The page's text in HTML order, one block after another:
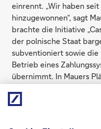
einrennt. „Wir haben
hinzugewonnen“, sagt
brachte die Initiative
der polnische Staat
subventioniert sowie
Betrieb eines
übernimmt. In Mauers
SumUp das polnische